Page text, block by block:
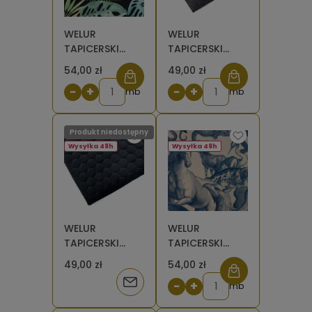
WELUR
TAPICERSKI
Monstera na
czarnym [6-8]
54,00 zł
− + mb
WELUR
TAPICERSKI
Riviera szary 95
pikowany
plaster miodu
49,00 zł
− + mb
WELUR
TAPICERSKI
Riviera czarny
100 pikowany
plaster miodu
49,00 zł
Wysyłka 48h
Produkt niedostępny
Powiadom
WELUR
TAPICERSKI
Zwierzęta
niebieskie na
beżowym
54,00 zł
Wysyłka 48h
− + mb